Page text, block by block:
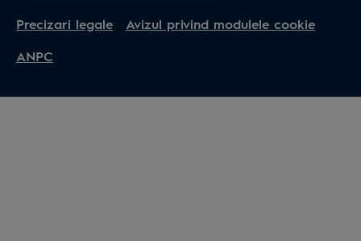
Precizari legale
Avizul privind modulele cookie
ANPC